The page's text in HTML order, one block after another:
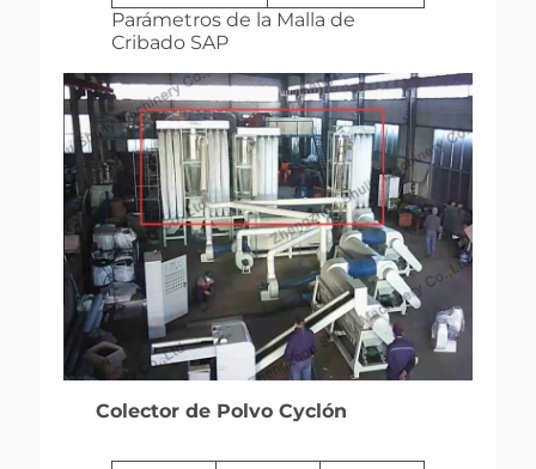
Parámetros de la Malla de
Cribado SAP
Colector de Polvo Cyclón